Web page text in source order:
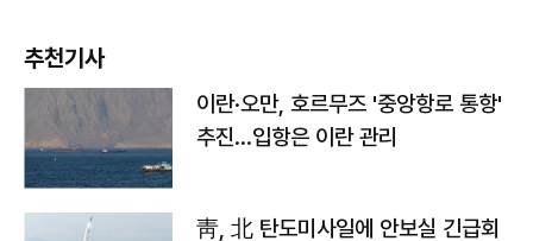
추천기사
이란·오만, 호르무즈 '중앙항로 통항'
추진…입항은 이란 관리
靑, 北 탄도미사일에 안보실 긴급회